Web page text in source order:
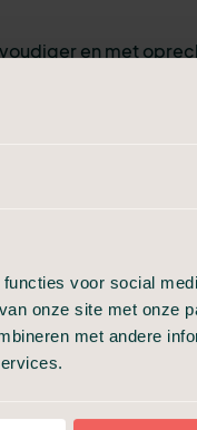
voor social
onze site met onze
met andere
en met
Ze vormen de rode
respectvol, eerlijk en
Uitvaart24